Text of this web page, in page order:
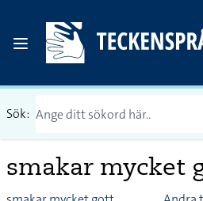
Sök:
smakar mycket